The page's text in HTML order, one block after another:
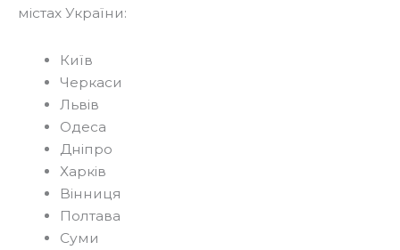
містах України:
Київ
Черкаси
Львів
Одеса
Дніпро
Харків
Вінниця
Полтава
Суми